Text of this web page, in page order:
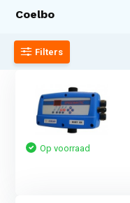
Coelbo
Filters
Op voorraad